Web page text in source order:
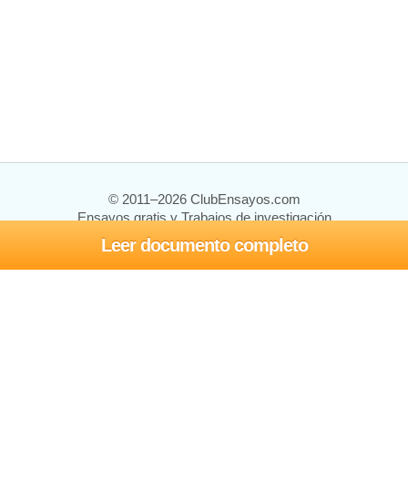
Leer documento completo
© 2011–2026 ClubEnsayos.com
Ensayos gratis y Trabajos de investigación